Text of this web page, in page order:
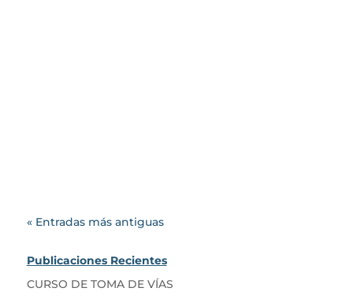
« Entradas más antiguas
Publicaciones Recientes
CURSO DE TOMA DE VÍAS